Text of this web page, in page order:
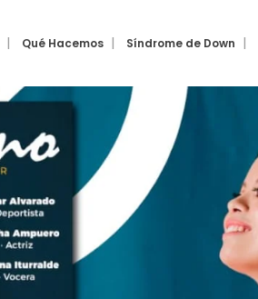
Qué Hacemos Síndrome de Down